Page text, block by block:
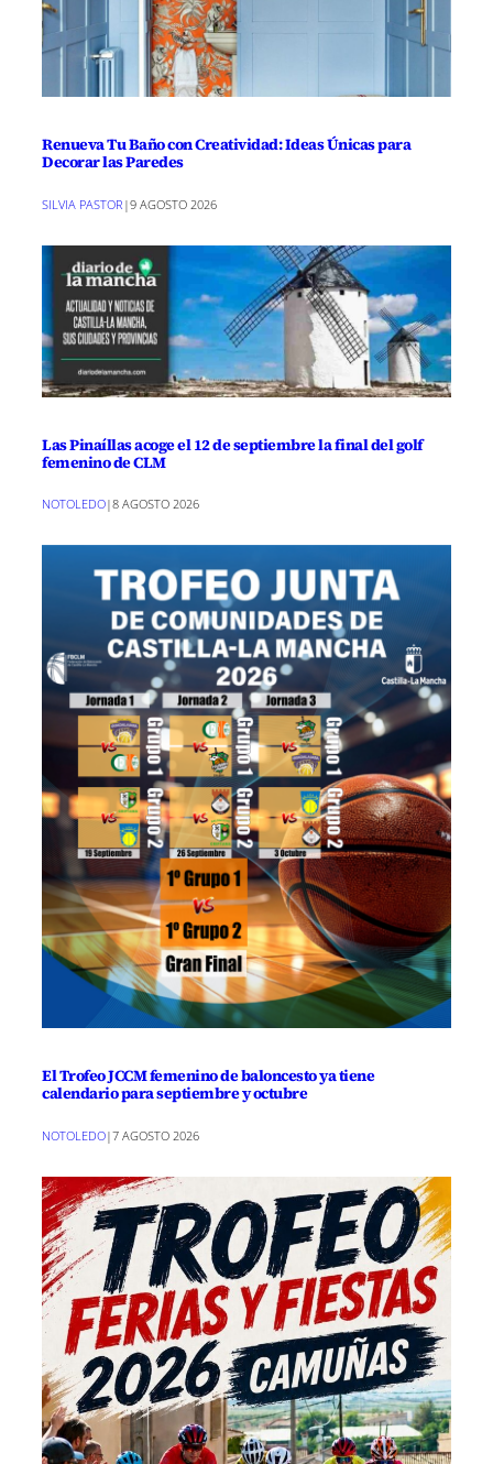
Renueva Tu Baño con Creatividad: Ideas Únicas para
Decorar las Paredes
SILVIA PASTOR |9 AGOSTO 2026
Las Pinaíllas acoge el 12 de septiembre la final del golf
femenino de CLM
NOTOLEDO|8 AGOSTO 2026
El Trofeo JCCM femenino de baloncesto ya tiene
calendario para septiembre y octubre
NOTOLEDO|7 AGOSTO 2026